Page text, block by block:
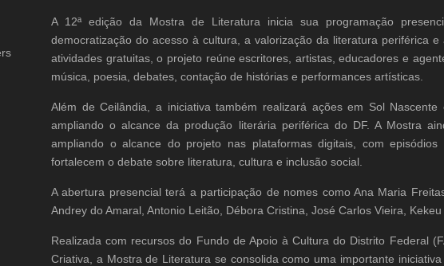
A 12ª edição da Mostra de Literatura inicia sua programação
democratização do acesso à cultura, a valorização da literatura periférica
atividades gratuitas, o projeto reúne escritores, artistas, educadores e
música, poesia, debates, contação de histórias e performances artísticas.
Além de Ceilândia, a iniciativa também realizará ações em Sol
ampliando o alcance da produção literária periférica do DF. A Mostra
ampliando o alcance do projeto nas plataformas digitais, com
fortalecem o debate sobre literatura, cultura e inclusão social.
A abertura presencial terá a participação de nomes como Ana Maria
Andrey do Amaral, Antonio Leitão, Débora Cristina, José Carlos Vieira,
Realizada com recursos do Fundo de Apoio à Cultura do Distrito Federal
Criativa, a Mostra de Literatura se consolida como uma importante